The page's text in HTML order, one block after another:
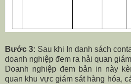
Bước 3: Sau khi In danh sách
doanh nghiệp đem ra hải quan
Doanh nghiệp đem bản in này
quan khu vực giám sát hàng hóa,